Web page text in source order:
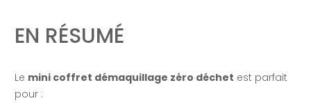
EN RÉSUMÉ
Le mini coffret démaquillage zéro déchet est parfait
pour :